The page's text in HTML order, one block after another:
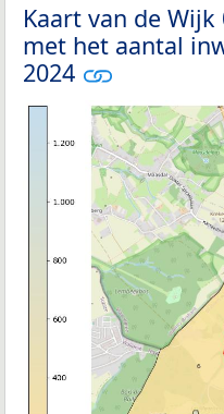
Kaart van de Wijk
met het aantal
2024